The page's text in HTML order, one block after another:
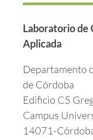
Laboratorio de
Aplicada
Departamento
de Córdoba
Edificio C5
Campus
14071-